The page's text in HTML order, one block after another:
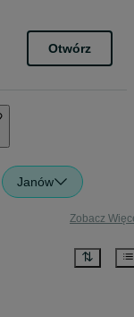
Otwórz
Janów
Zobacz